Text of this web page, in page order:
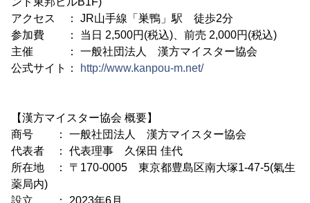
アクセス ： JR山手線「巣鴨」駅 徒歩2分
参加費 ： 当日 2,500円(税込)、前売 2,000円(税込)
主催 ： 一般社団法人 漢方マイスター協会
公式サイト：
http://www.kanpou-m.net/
【漢方マイスター協会 概要】
商号 ： 一般社団法人 漢方マイスター協会
代表者 ： 代表理事 久保田 佳代
所在地 ： 〒170-0005 東京都豊島区南大塚1-47-5(氣生
薬局内)
設立 ： 2023年6月